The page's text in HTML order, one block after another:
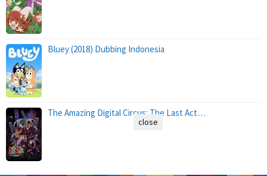
Bluey (2018) Dubbing Indonesia
The Amazing Digital Circus: The Last Act…
close